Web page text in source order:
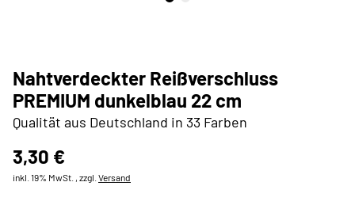
Nahtverdeckter Reißverschluss
PREMIUM dunkelblau 22 cm
Qualität aus Deutschland in 33 Farben
3,30 €
inkl. 19% MwSt. , zzgl. Versand